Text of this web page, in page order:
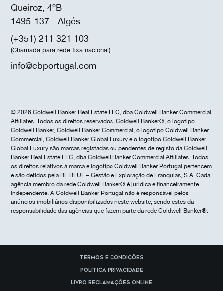
Queiroz, 4ºB
1495-137 - Algés
(+351) 211 321 103
(Chamada para rede fixa nacional)
info@cbportugal.com
© 2026 Coldwell Banker Real Estate LLC, dba Coldwell Banker Commercial
Affiliates. Todos os direitos reservados. Coldwell Banker®, o logotipo
Coldwell Banker, Coldwell Banker Commercial, o logotipo Coldwell Banker
Commercial, Coldwell Banker Global Luxury e o logotipo Coldwell Banker
Global Luxury são marcas registadas ou pendentes de registo da Coldwell
Banker Real Estate LLC, dba Coldwell Banker Commercial Affiliates. Todos
os direitos relativos à marca e logotipo Coldwell Banker Portugal pertencem
e são detidos pela BE BLUE – Gestão e Exploração de Franquias, S.A. Cada
agência membro da rede Coldwell Banker® é jurídica e financeiramente
independente. A Coldwell Banker Portugal não é responsável pelos
anúncios imobiliários disponibilizados neste website, sendo estes da
responsabilidade das agências que fazem parte da rede Coldwell Banker®.
Termos e Condições
Política Privacidade
Livro reclamações online